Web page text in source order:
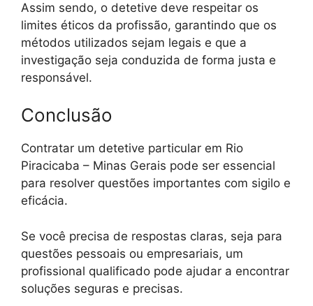
Assim sendo, o detetive deve respeitar os
limites éticos da profissão, garantindo que os
métodos utilizados sejam legais e que a
investigação seja conduzida de forma justa e
responsável.
Conclusão
Contratar um detetive particular em Rio
Piracicaba – Minas Gerais pode ser essencial
para resolver questões importantes com sigilo e
eficácia.
Se você precisa de respostas claras, seja para
questões pessoais ou empresariais, um
profissional qualificado pode ajudar a encontrar
soluções seguras e precisas.